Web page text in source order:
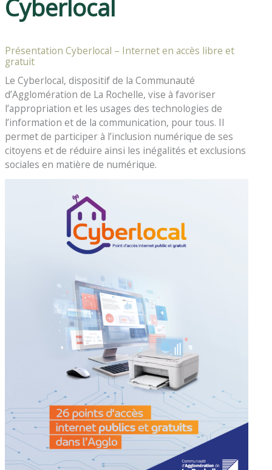
Cyberlocal
Présentation Cyberlocal – Internet en accès libre et
gratuit
Le Cyberlocal, dispositif de la Communauté
d’Agglomération de La Rochelle, vise à favoriser
l’appropriation et les usages des technologies de
l’information et de la communication, pour tous. Il
permet de participer à l’inclusion numérique de ses
citoyens et de réduire ainsi les inégalités et exclusions
sociales en matière de numérique.